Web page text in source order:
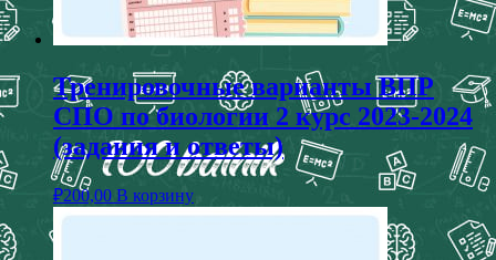
Тренировочные варианты ВПР
СПО по биологии 2 курс 2023-2024
(задания и ответы)
₽200,00 В корзину